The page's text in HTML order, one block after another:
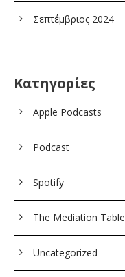
Σεπτέμβριος 2024
Kατηγορίες
Apple Podcasts
Podcast
Spotify
The Mediation Table
Uncategorized